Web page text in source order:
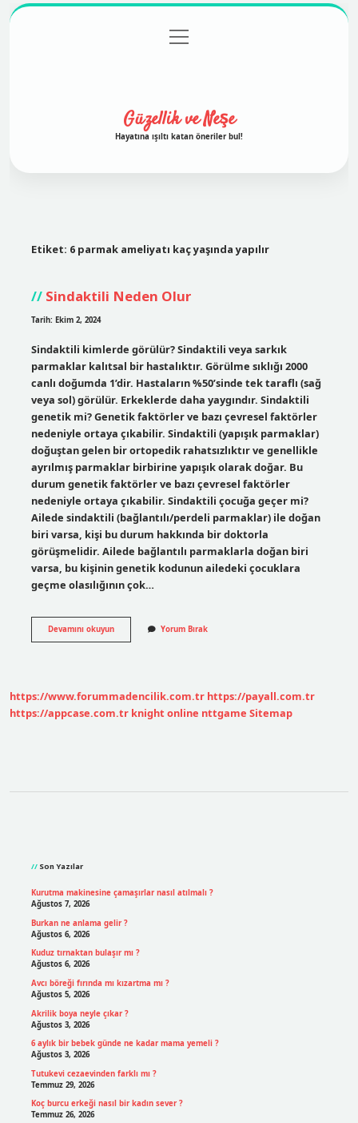
Gizlilik Politikası
menüyü
aç
Güzellik ve Neşe
Hayatına ışıltı katan öneriler bul!
Etiket: 6 parmak ameliyatı kaç yaşında yapılır
Sindaktili Neden Olur
Tarih: Ekim 2, 2024
Sindaktili kimlerde görülür? Sindaktili veya sarkık
parmaklar kalıtsal bir hastalıktır. Görülme sıklığı 2000
canlı doğumda 1’dir. Hastaların %50’sinde tek taraflı (sağ
veya sol) görülür. Erkeklerde daha yaygındır. Sindaktili
genetik mi? Genetik faktörler ve bazı çevresel faktörler
nedeniyle ortaya çıkabilir. Sindaktili (yapışık parmaklar)
doğuştan gelen bir ortopedik rahatsızlıktır ve genellikle
ayrılmış parmaklar birbirine yapışık olarak doğar. Bu
durum genetik faktörler ve bazı çevresel faktörler
nedeniyle ortaya çıkabilir. Sindaktili çocuğa geçer mi?
Ailede sindaktili (bağlantılı/perdeli parmaklar) ile doğan
biri varsa, kişi bu durum hakkında bir doktorla
görüşmelidir. Ailede bağlantılı parmaklarla doğan biri
varsa, bu kişinin genetik kodunun ailedeki çocuklara
geçme olasılığının çok…
Devamını okuyunSindaktili
Neden
Yorum Bırak
https://www.forummadencilik.com.tr https://payall.com.tr
https://appcase.com.tr knight online nttgame Sitemap
Son Yazılar
Kurutma makinesine çamaşırlar nasıl atılmalı ?
Ağustos 7, 2026
Burkan ne anlama gelir ?
Ağustos 6, 2026
Kuduz tırnaktan bulaşır mı ?
Ağustos 6, 2026
Avcı böreği fırında mı kızartma mı ?
Ağustos 5, 2026
Akrilik boya neyle çıkar ?
Ağustos 3, 2026
6 aylık bir bebek günde ne kadar mama yemeli ?
Ağustos 3, 2026
Tutukevi cezaevinden farklı mı ?
Temmuz 29, 2026
Koç burcu erkeği nasıl bir kadın sever ?
Temmuz 26, 2026